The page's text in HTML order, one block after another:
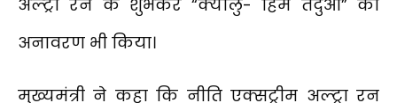
अल्ट्रा रन के शुभंकर “क्यालु- हिम तेंदुआ” का
अनावरण भी किया।
मुख्यमंत्री ने कहा कि नीति एक्सट्रीम अल्ट्रा रन